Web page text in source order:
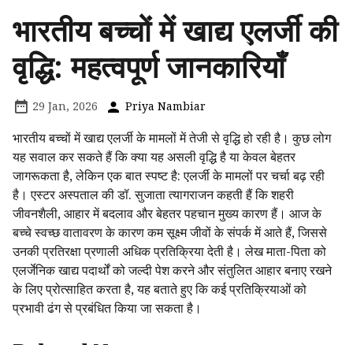
भारतीय बच्चों में खाद्य एलर्जी की
वृद्धि: महत्वपूर्ण जानकारियाँ
29 Jan, 2026 Priya Nambiar
भारतीय बच्चों में खाद्य एलर्जी के मामलों में तेजी से वृद्धि हो रही है। कुछ लोग
यह सवाल कर सकते हैं कि क्या यह असली वृद्धि है या केवल बेहतर
जागरूकता है, लेकिन एक बात स्पष्ट है: एलर्जी के मामलों पर चर्चा बढ़ रही
है। एस्टर अस्पताल की डॉ. सुजाता त्यागराजन कहती हैं कि शहरी
जीवनशैली, आहार में बदलाव और बेहतर पहचान मुख्य कारण हैं। आज के
बच्चे स्वच्छ वातावरण के कारण कम सूक्ष्म जीवों के संपर्क में आते हैं, जिससे
उनकी प्रतिरक्षा प्रणाली अधिक प्रतिक्रिया देती है। लेख माता-पिता को
एलर्जेनिक खाद्य पदार्थों को जल्दी पेश करने और संतुलित आहार बनाए रखने
के लिए प्रोत्साहित करता है, यह बताते हुए कि कई प्रतिक्रियाओं को
प्रभावी ढंग से प्रबंधित किया जा सकता है।